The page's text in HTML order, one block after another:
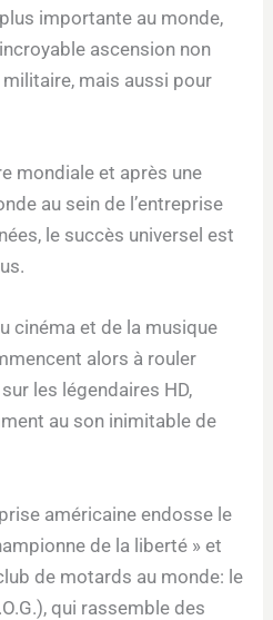
importante au monde,
ascension non
militaire, mais aussi pour
mondiale et après une
au sein de l’entreprise
le succès universel est
cinéma et de la musique
alors à rouler
les légendaires HD,
au son inimitable de
américaine endosse le
de la liberté » et
de motards au monde: le
qui rassemble des